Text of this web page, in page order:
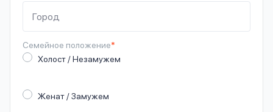
Семейное положение*
Холост / Незамужем
Женат / Замужем